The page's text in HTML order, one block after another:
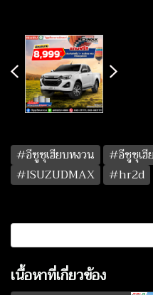
#อีซูซุเฮียบหงวน
#อีซูซุเฮี
#ISUZUDMAX
#hr2d
เนื้อหาที่เกี่ยวข้อง